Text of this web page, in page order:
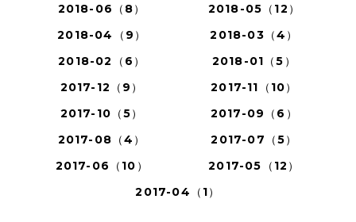
2018-06（8）
2018-05（12）
2018-04（9）
2018-03（4）
2018-02（6）
2018-01（5）
2017-12（9）
2017-11（10）
2017-10（5）
2017-09（6）
2017-08（4）
2017-07（5）
2017-06（10）
2017-05（12）
2017-04（1）